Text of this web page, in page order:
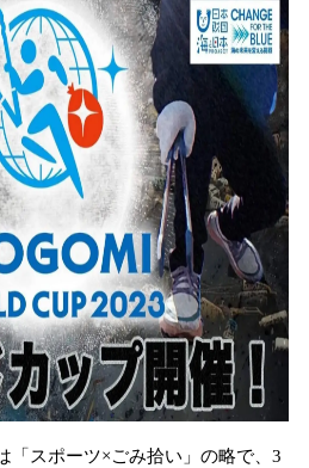
「スポーツ×ごみ拾い」の略で、3